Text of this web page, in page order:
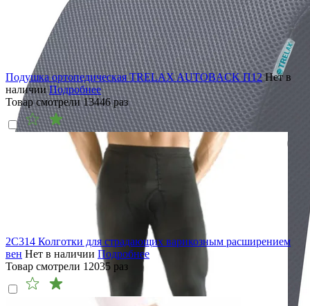
Подушка ортопедическая TRELAX AUTOBACK П12 Нет в
наличии Подробнее
Товар смотрели13446раз
2C314 Колготки для страдающих варикозным расширением
вен Нет в наличии Подробнее
Товар смотрели 12035 раз